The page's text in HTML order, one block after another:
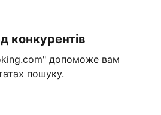
конкурентів
допоможе вам
пошуку.